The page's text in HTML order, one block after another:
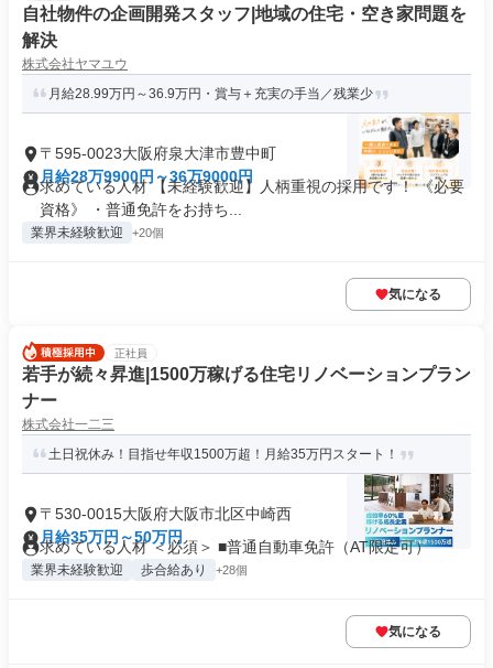
自社物件の企画開発スタッフ|地域の住宅・空き家問題を
解決
株式会社ヤマユウ
月給28.99万円～36.9万円・賞与＋充実の手当／残業少
〒595-0023大阪府泉大津市豊中町
月給28万9900円～36万9000円
求めている人材 【未経験歓迎】人柄重視の採用です！ 《必要
資格》 ・普通免許をお持ち...
業界未経験歓迎 +20個
気になる
正社員
若手が続々昇進|1500万稼げる住宅リノベーションプラン
ナー
株式会社一二三
土日祝休み！目指せ年収1500万超！月給35万円スタート！
〒530-0015大阪府大阪市北区中崎西
月給35万円～50万円
求めている人材 ＜必須＞ ■普通自動車免許（AT限定可）
業界未経験歓迎 歩合給あり +28個
気になる